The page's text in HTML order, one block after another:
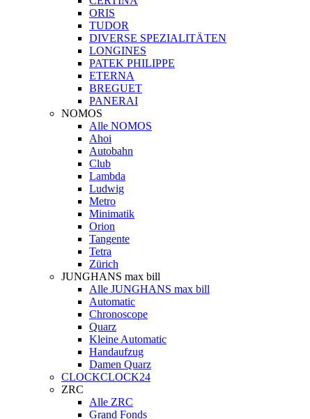
ORIS
TUDOR
DIVERSE SPEZIALITÄTEN
LONGINES
PATEK PHILIPPE
ETERNA
BREGUET
PANERAI
NOMOS
Alle NOMOS
Ahoi
Autobahn
Club
Lambda
Ludwig
Metro
Minimatik
Orion
Tangente
Tetra
Zürich
JUNGHANS max bill
Alle JUNGHANS max bill
Automatic
Chronoscope
Quarz
Kleine Automatic
Handaufzug
Damen Quarz
CLOCKCLOCK24
ZRC
Alle ZRC
Grand Fonds